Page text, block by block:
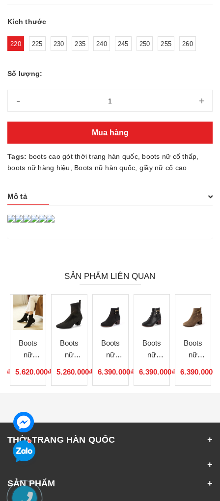
Kích thước
220 225 230 235 240 245 250 255 260
Số lượng:
- +
Mua hàng
Tags: boots cao gót thời trang hàn quốc, boots nữ cổ thấp
boots nữ hàng hiệu
Boots nữ hàn quốc giầy nữ cổ cao
Mô tả
SẢN PHẨM LIÊN QUAN
Boots
nữ
5.620.000₫
Boots
nữ
5.260.000₫
Boots
nữ
6.390.000₫
Boots
nữ
6.390.000₫
Boots
nữ
6.390.000₫
THỜI TRANG HÀN QUỐC
SẢN PHẨM